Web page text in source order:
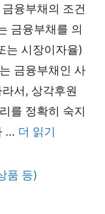
융부채의 조건
금융부채를 의
는 시장이자율)
금융부채인 사
서, 상각후원
를 정확히 숙지
… 더 읽기
품 등)